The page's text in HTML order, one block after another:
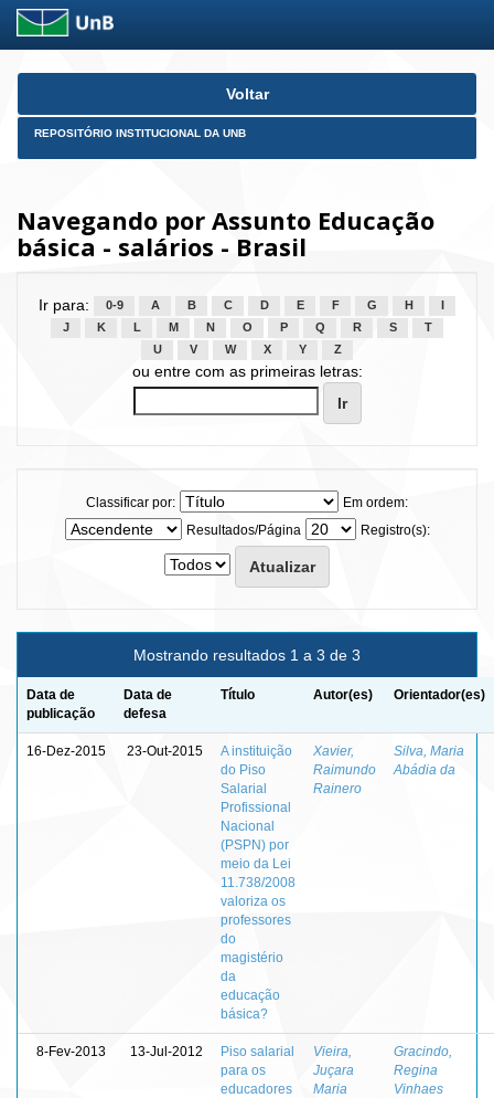
Skip
Voltar
REPOSITÓRIO INSTITUCIONAL DA UNB
Navegando por Assunto Educação
básica - salários - Brasil
Ir para: 0-9 A B C D E F G H
J
K L M N O P Q R S
T
U
V W X Y Z
ou entre com as primeiras letras:
Classificar por:
Em ordem:
Resultados/Página
Registro(s):
Mostrando resultados 1 a 3 de 3
Data de
publicação
Data de
defesa
Título Autor(es) Orientador(es)
16-Dez-2015 23-Out-2015
A instituição
do Piso
Salarial
Profissional
Nacional
(PSPN) por
meio da Lei
11.738/2008
valoriza os
professores
do
magistério
da
educação
básica?
Xavier,
Raimundo
Rainero
Silva, Maria
Abádia da
8-Fev-2013 13-Jul-2012
Piso salarial
para os
educadores
Vieira,
Juçara
Maria
Gracindo,
Regina
Vinhaes